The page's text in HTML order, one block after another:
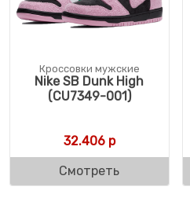
Кроссовки мужские
Nike SB Dunk High
(CU7349-001)
32.406р
Смотреть